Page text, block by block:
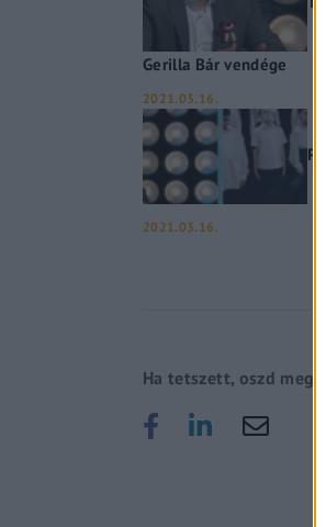
Gerilla Bár vendége
2021.03.16.
2021.03.16.
Ha tetszett, oszd meg!